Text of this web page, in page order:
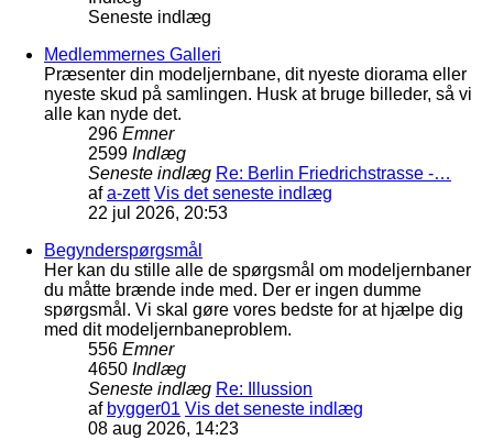
Seneste indlæg
Medlemmernes Galleri
Præsenter din modeljernbane, dit nyeste diorama eller
nyeste skud på samlingen. Husk at bruge billeder, så vi
alle kan nyde det.
296 Emner
2599 Indlæg
Seneste indlæg Re: Berlin Friedrichstrasse -…
afa-zett Vis det seneste indlæg
22 jul 2026, 20:53
Begynderspørgsmål
Her kan du stille alle de spørgsmål om modeljernbaner
du måtte brænde inde med. Der er ingen dumme
spørgsmål. Vi skal gøre vores bedste for at hjælpe dig
med dit modeljernbaneproblem.
556 Emner
4650 Indlæg
Seneste indlæg Re: Illussion
af bygger01 Vis det seneste indlæg
08 aug 2026, 14:23